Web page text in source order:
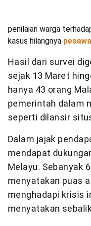
penilaian warga
kasus hilangnya
Hasil dari survei
sejak 13 Maret
hanya 43 orang
pemerintah dalam
seperti dilansir
Dalam jajak
mendapat
Melayu. Sebanyak
menyatakan puas
menghadapi krisis
menyatakan